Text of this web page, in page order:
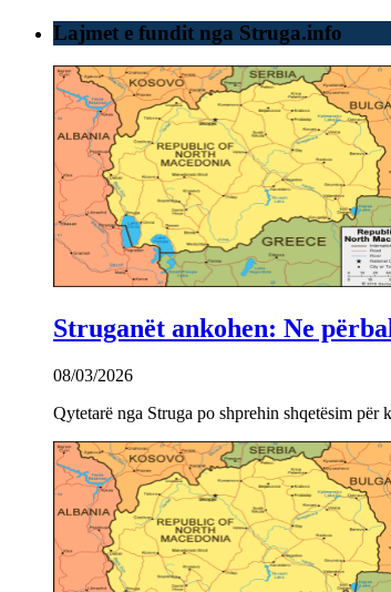
Lajmet e fundit nga Struga.info
Struganët ankohen: Ne
08/03/2026
Qytetarë nga Struga po shprehin shqetësim